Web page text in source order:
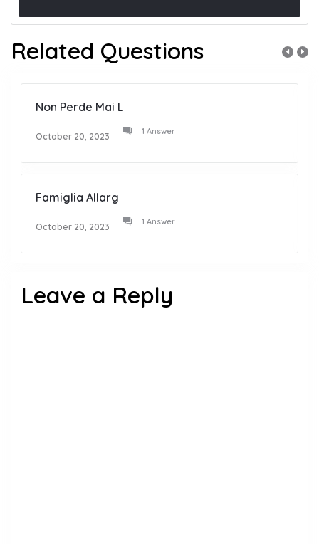
Related Questions
Non Perde Mai L
October 20, 2023 1 Answer
Famiglia Allarg
October 20, 2023 1 Answer
Leave a Reply